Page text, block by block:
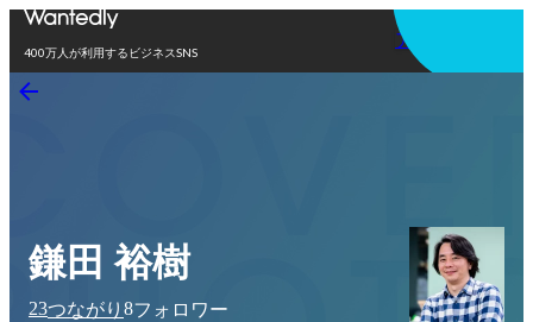
400万人が利用するビジネスSNS
アプリを使う
鎌田 裕樹
23つながり 8フォロワー